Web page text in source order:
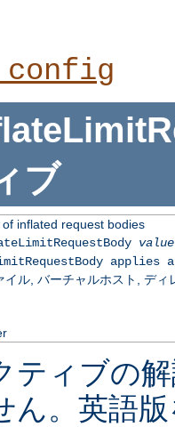
ブ
inflated request bodies
value
イル, バーチャルホスト, ディ
ティブの
ん。英語